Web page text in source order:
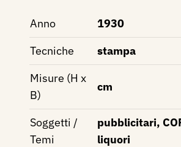
Anno
1930
Tecniche
stampa
Misure (H x
B)
cm
Soggetti /
Temi
pubblicitari,
liquori